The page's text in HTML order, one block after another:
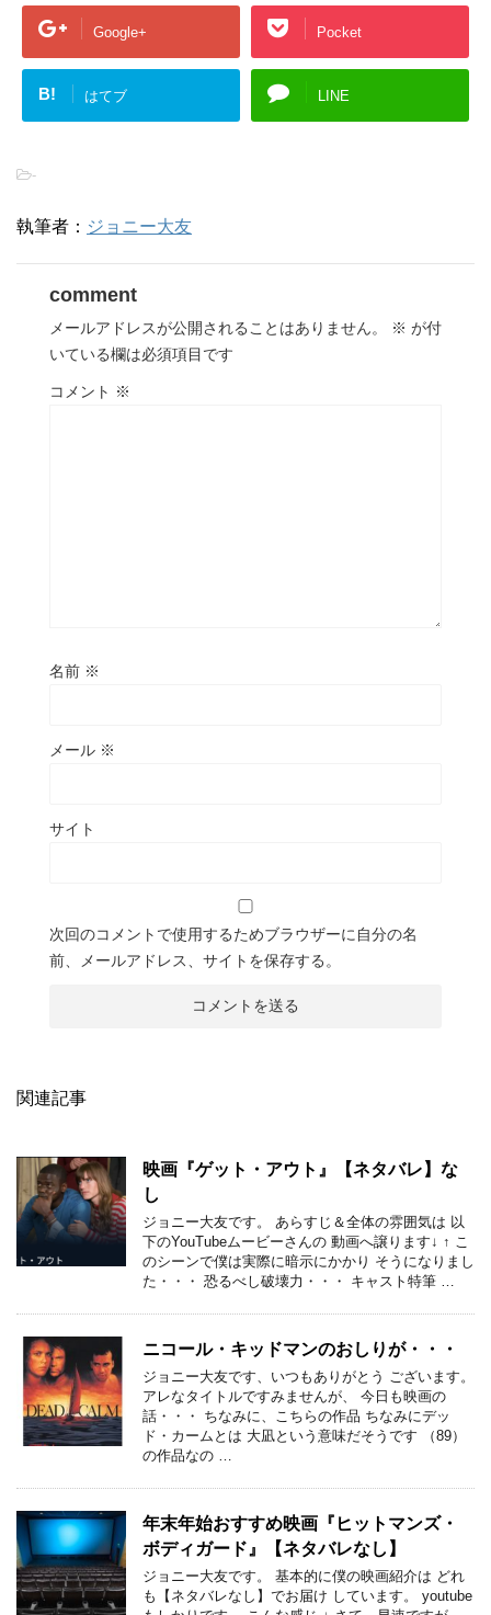
Google+ Pocket
B! はてブ LINE
-
執筆者： ジョニー大友
comment
メールアドレスが公開されることはありません。 ※ が付
いている欄は必須項目です
コメント ※
名前 ※
メール ※
サイト
次回のコメントで使用するためブラウザーに自分の名
前、メールアドレス、サイトを保存する。
関連記事
映画『ゲット・アウト』【ネタバレ】な
し
ジョニー大友です。 あらすじ＆全体の雰囲気は 以
下のYouTubeムービーさんの 動画へ譲ります↓ ↑ こ
のシーンで僕は実際に暗示にかかり そうになりまし
た・・・ 恐るべし破壊力・・・ キャスト特筆 …
ニコール・キッドマンのおしりが・・・
ジョニー大友です、いつもありがとう ございます。
アレなタイトルですみませんが、 今日も映画の
話・・・ ちなみに、こちらの作品 ちなみにデッ
ド・カームとは 大凪という意味だそうです （89）
の作品なの …
年末年始おすすめ映画『ヒットマンズ・
ボディガード』【ネタバレなし】
ジョニー大友です。 基本的に僕の映画紹介は どれ
も【ネタバレなし】でお届け しています。 youtube